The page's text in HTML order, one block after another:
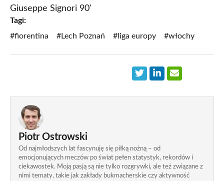
Giuseppe Signori 90'
Tagi:
#fiorentina
#Lech Poznań #liga europy #włochy
Piotr Ostrowski
Od najmłodszych lat fascynuję się piłką nożną – od
emocjonujących meczów po świat pełen statystyk, rekordów i
ciekawostek. Moją pasją są nie tylko rozgrywki, ale też związane z
nimi tematy, takie jak zakłady bukmacherskie czy aktywność